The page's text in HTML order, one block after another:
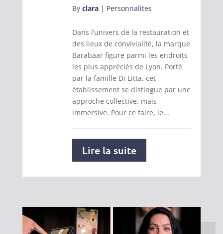
By clara| Personnalites
Dans l’univers de la restauration et
des lieux de convivialité, la marque
Barabaar figure parmi les endroits
les plus appréciés de Lyon. Porté
par la famille Di Litta, cet
établissement se distingue par une
approche collective, mais
immersive. Pour ce faire, le...
Lire la suite